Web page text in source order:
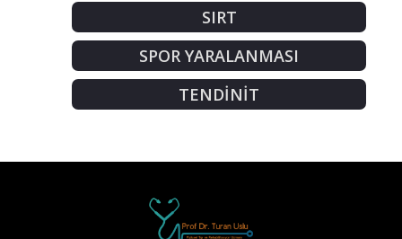
SIRT
SPOR YARALANMASI
TENDİNİT